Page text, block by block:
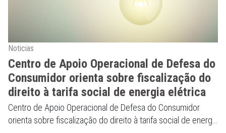
Noticias
Centro de Apoio Operacional de Defesa do
Consumidor orienta sobre fiscalização do
direito à tarifa social de energia elétrica
Centro de Apoio Operacional de Defesa do Consumidor
orienta sobre fiscalização do direito à tarifa social de energia